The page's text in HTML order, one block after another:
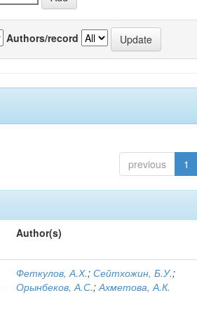
Authors/record
previous 1
Author(s)
Феткулов, А.Х.;Сейтхожин, Б.У.;
Орынбеков, А.С.;Ахметова, А.К.